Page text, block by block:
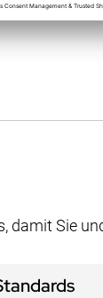
Sie